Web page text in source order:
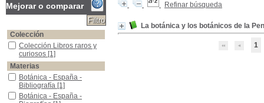
Refinar búsqueda
La botánica y los botánicos de la
1
Mejorar o comparar
Colección
Colección Libros raros y curiosos
Colección Libros raros y
curiosos [1]
Materias
Botánica - España - Bibliografía
Botánica - España -
Bibliografía [1]
Botánica - España - Biografías
Botánica - España -